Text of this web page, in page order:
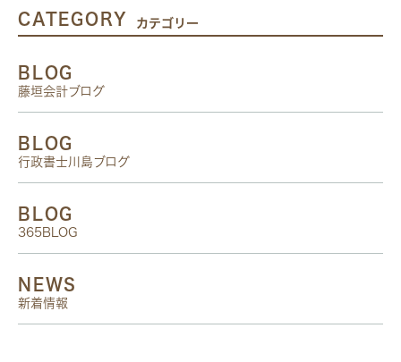
CATEGORY カテゴリー
BLOG
藤垣会計ブログ
BLOG
行政書士川島ブログ
BLOG
365BLOG
NEWS
新着情報